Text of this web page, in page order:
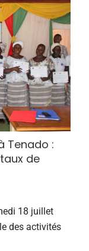
Tenado :
de
18 juillet
des activités